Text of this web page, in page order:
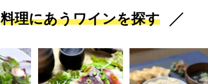
料理にあうワインを探す